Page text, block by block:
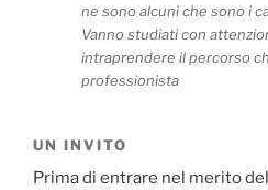
ne sono alcuni che sono i
Vanno studiati con
intraprendere il percorso
professionista
UN INVITO
Prima di entrare nel merito